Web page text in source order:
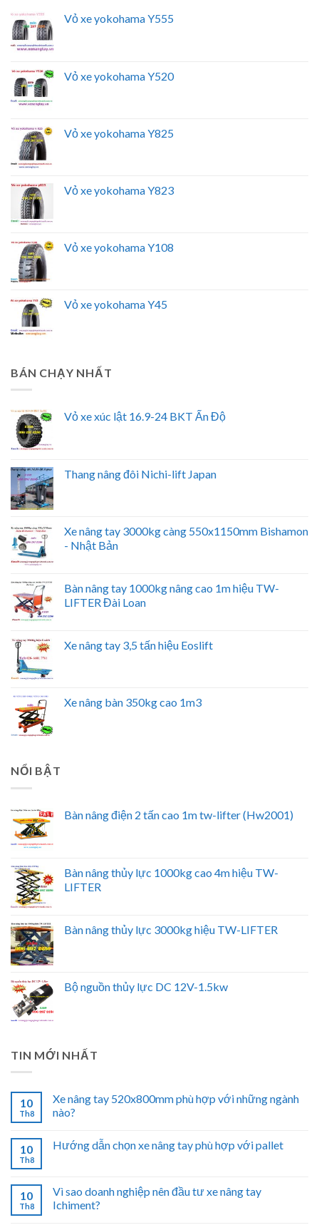
Vỏ xe yokohama Y555
Vỏ xe yokohama Y520
Vỏ xe yokohama Y825
Vỏ xe yokohama Y823
Vỏ xe yokohama Y108
Vỏ xe yokohama Y45
BÁN CHẠY NHẤT
Vỏ xe xúc lật 16.9-24 BKT Ấn Độ
Thang nâng đôi Nichi-lift Japan
Xe nâng tay 3000kg càng 550x1150mm Bishamon
- Nhật Bản
Bàn nâng tay 1000kg nâng cao 1m hiệu TW-
LIFTER Đài Loan
Xe nâng tay 3,5 tấn hiệu Eoslift
Xe nâng bàn 350kg cao 1m3
NỔI BẬT
Bàn nâng điện 2 tấn cao 1m tw-lifter (Hw2001)
Bàn nâng thủy lực 1000kg cao 4m hiệu TW-
LIFTER
Bàn nâng thủy lực 3000kg hiệu TW-LIFTER
Bộ nguồn thủy lực DC 12V-1.5kw
TIN MỚI NHẤT
10
Th8
Xe nâng tay 520x800mm phù hợp với những ngành
nào?
10
Th8
Hướng dẫn chọn xe nâng tay phù hợp với pallet
10
Th8
Vì sao doanh nghiệp nên đầu tư xe nâng tay
Ichiment?